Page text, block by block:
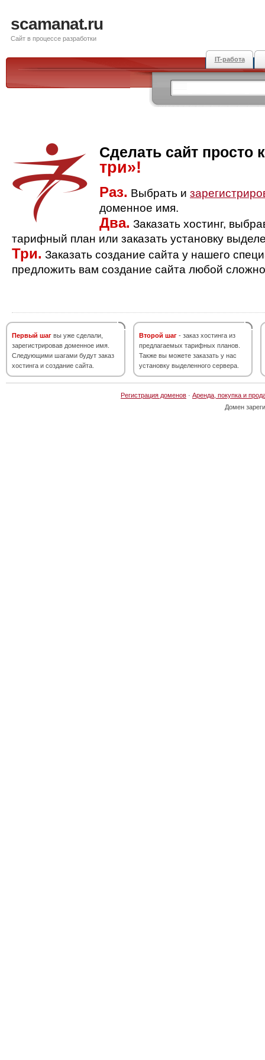
scamanat.ru
Сайт в процессе разработки
IT-работа
Сделать сайт просто
три»!
Раз. Выбрать и
доменное имя.
Два. Заказать хостинг,
тарифный план или заказать установку
Три. Заказать создание сайта у нашего
предложить вам создание сайта любой
Первый шаг вы уже сделали,
зарегистрировав доменное имя.
Следующими шагами будут заказ
хостинга и создание сайта.
Второй шаг - заказ хостинга из
предлагаемых тарифных планов.
Также вы можете заказать у нас
установку выделенного сервера.
Регистрация доменов · Аренда, покупка и
Домен